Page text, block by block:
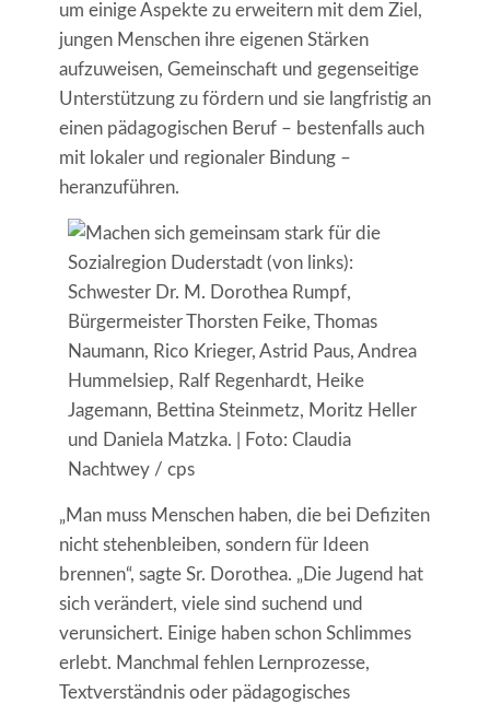
um einige Aspekte zu erweitern mit dem Ziel,
jungen Menschen ihre eigenen Stärken
aufzuweisen, Gemeinschaft und gegenseitige
Unterstützung zu fördern und sie langfristig an
einen pädagogischen Beruf – bestenfalls auch
mit lokaler und regionaler Bindung –
heranzuführen.
„Man muss Menschen haben, die bei Defiziten
nicht stehenbleiben, sondern für Ideen
brennen“, sagte Sr. Dorothea. „Die Jugend hat
sich verändert, viele sind suchend und
verunsichert. Einige haben schon Schlimmes
erlebt. Manchmal fehlen Lernprozesse,
Textverständnis oder pädagogisches